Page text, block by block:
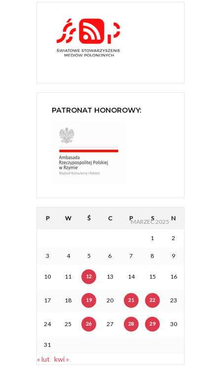
PATRONAT HONOROWY:
MARZEC 2025
P W Ś C P S N
1 2
3 4 5 6 7 8 9
10 11 12 13 14 15 16
17 18 19 20 21 22 23
24 25 26 27 28 29 30
31
« lut kwi »